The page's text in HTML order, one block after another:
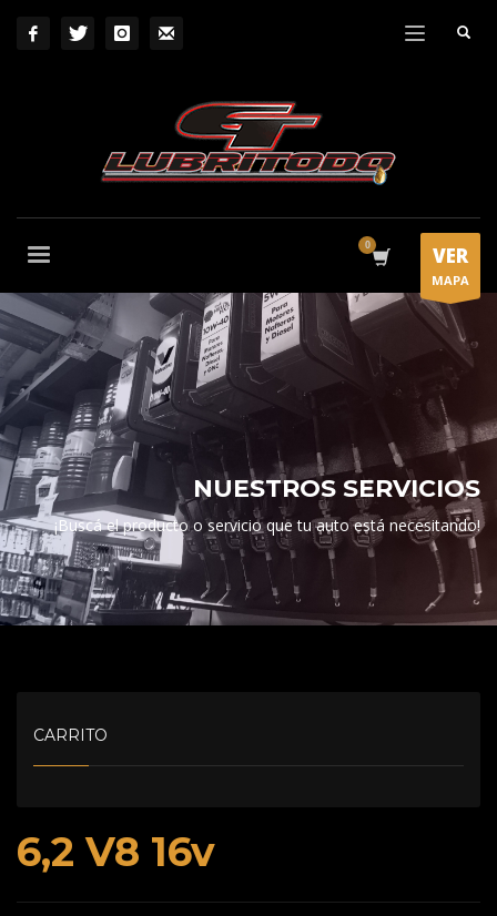
VER
MAPA
NUESTROS SERVICIOS
¡Buscá el producto o servicio que tu auto está necesitando!
6,2 V8 16v
CARRITO